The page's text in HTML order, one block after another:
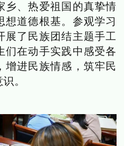
乡、热爱祖国的真挚情
想道德根基。参观学习
展了民族团结主题手工
们在动手实践中感受各
增进民族情感，筑牢民
。